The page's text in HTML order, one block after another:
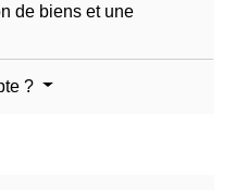
de biens et une
?